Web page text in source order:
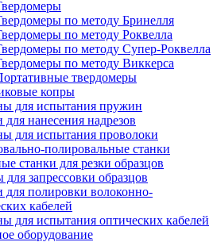
по методу Бринелля
по методу Роквелла
по методу Супер-Роквелла
по методу Виккерса
твердомеры
копры
для испытания пружин
для нанесения надрезов
для испытания проволоки
полировальные станки
станки для резки образцов
для запрессовки образцов
для полировки волоконно-
кабелей
для испытания оптических кабелей
оборудование